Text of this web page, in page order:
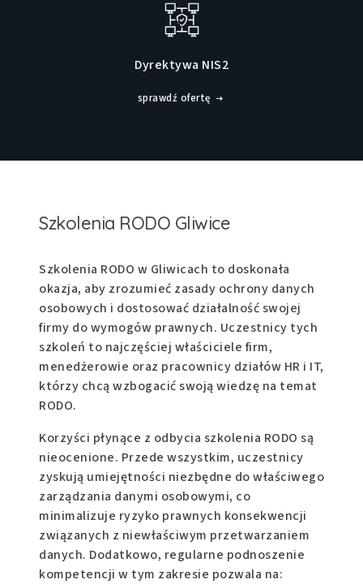
Dyrektywa NIS2
sprawdź ofertę
Szkolenia RODO Gliwice
Szkolenia RODO w Gliwicach to doskonała
okazja, aby zrozumieć zasady ochrony danych
osobowych i dostosować działalność swojej
firmy do wymogów prawnych. Uczestnicy tych
szkoleń to najczęściej właściciele firm,
menedżerowie oraz pracownicy działów HR i IT,
którzy chcą wzbogacić swoją wiedzę na temat
RODO.
Korzyści płynące z odbycia szkolenia RODO są
nieocenione. Przede wszystkim, uczestnicy
zyskują umiejętności niezbędne do właściwego
zarządzania danymi osobowymi, co
minimalizuje ryzyko prawnych konsekwencji
związanych z niewłaściwym przetwarzaniem
danych. Dodatkowo, regularne podnoszenie
kompetencji w tym zakresie pozwala na: